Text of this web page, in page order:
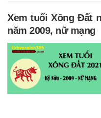
Xem tuổi Xông Đất
năm 2009, nữ mạng